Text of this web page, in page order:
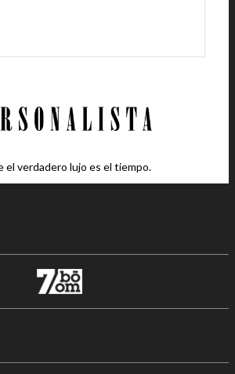
el verdadero lujo es el tiempo.